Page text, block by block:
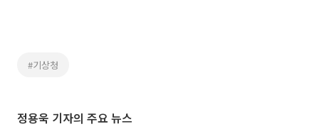
#기상청
정용욱 기자의 주요 뉴스